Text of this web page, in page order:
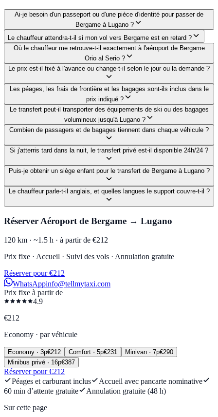
Ai-je besoin d'un passeport ou d'une pièce d'identité pour passer de
Bergame à Lugano ?
Le chauffeur attendra-t-il si mon vol vers Bergame est en retard ?
Où le chauffeur me retrouve-t-il exactement à l'aéroport de Bergame
Orio al Serio ?
Le prix est-il fixé à l'avance ou change-t-il selon le jour ou la demande ?
Les péages, les frais de frontière et les bagages sont-ils inclus dans le
prix indiqué ?
Le transfert peut-il transporter des équipements de ski ou des bagages
volumineux jusqu'à Lugano ?
Combien de passagers et de bagages tiennent dans chaque véhicule ?
Si j'atterris tard dans la nuit, le transfert privé est-il disponible 24h/24 ?
Puis-je obtenir un siège enfant pour le transfert de Bergame à Lugano ?
Le chauffeur parle-t-il anglais, et quelles langues le support couvre-t-il ?
Réserver Aéroport de Bergame → Lugano
120 km · ~1.5 h · à partir de €212
Prix fixe · Accueil · Suivi des vols · Annulation gratuite
Réserver pour €212
WhatsAppinfo@tellmytaxi.com
Prix fixe à partir de
4.9
€212
Economy · par véhicule
Economy · 3p€212 Comfort · 5p€231 Minivan · 7p€290
Minibus privé · 16p€387
Réserver pour €212
Péages et carburant inclus
Accueil avec pancarte nominative
60 min d’attente gratuite
Annulation gratuite (48 h)
Sur cette page